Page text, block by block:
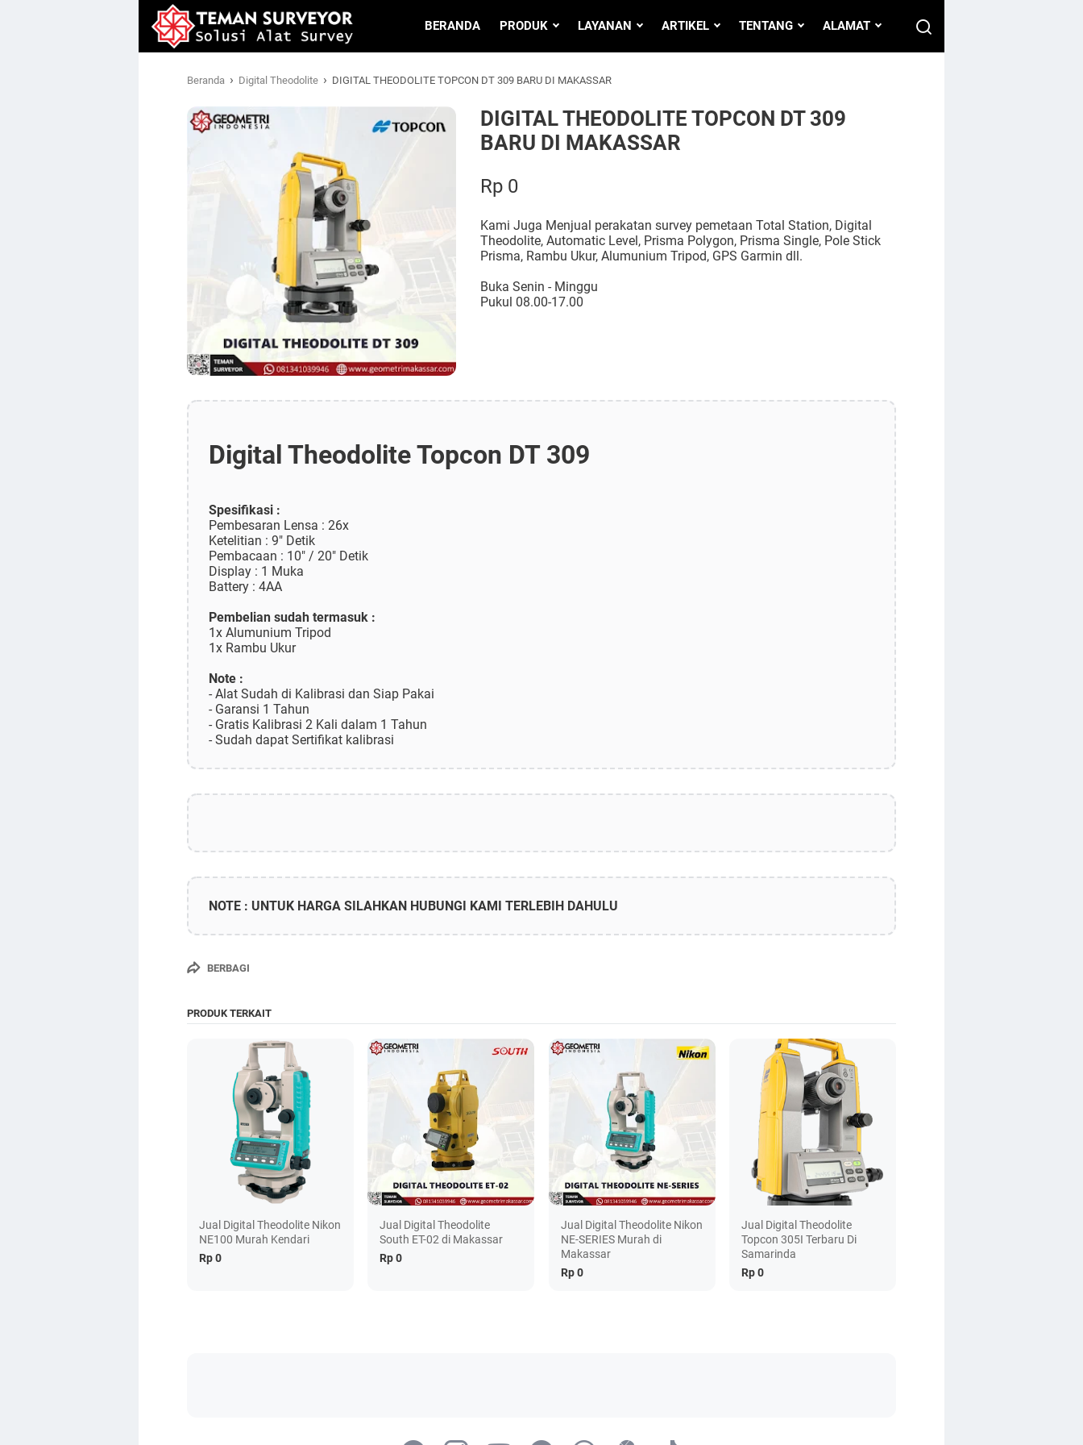
BERANDA PRODUK LAYANAN ARTIKEL TENTANG ALAMAT
Beranda › Digital Theodolite › DIGITAL THEODOLITE TOPCON DT 309 BARU DI MAKASSAR
DIGITAL THEODOLITE TOPCON DT 309
BARU DI MAKASSAR
Rp 0
Kami Juga Menjual perakatan survey pemetaan Total Station, Digital
Theodolite, Automatic Level, Prisma Polygon, Prisma Single, Pole Stick
Prisma, Rambu Ukur, Alumunium Tripod, GPS Garmin dll.
Buka Senin - Minggu
Pukul 08.00-17.00
Digital Theodolite Topcon DT 309
Spesifikasi :
Pembesaran Lensa : 26x
Ketelitian : 9" Detik
Pembacaan : 10" / 20" Detik
Display : 1 Muka
Battery : 4AA
Pembelian sudah termasuk :
1x Alumunium Tripod
1x Rambu Ukur
Note :
- Alat Sudah di Kalibrasi dan Siap Pakai
- Garansi 1 Tahun
- Gratis Kalibrasi 2 Kali dalam 1 Tahun
- Sudah dapat Sertifikat kalibrasi
NOTE : UNTUK HARGA SILAHKAN HUBUNGI KAMI TERLEBIH DAHULU
BERBAGI
PRODUK TERKAIT
Jual Digital Theodolite Nikon
NE100 Murah Kendari
Rp 0
Jual Digital Theodolite
South ET-02 di Makassar
Rp 0
Jual Digital Theodolite Nikon
NE-SERIES Murah di
Makassar
Rp 0
Jual Digital Theodolite
Topcon 305I Terbaru Di
Samarinda
Rp 0